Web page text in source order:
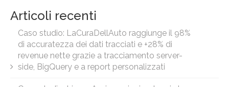
Articoli recenti
Caso studio: LaCuraDellAuto raggiunge il 98%
di accuratezza dei dati tracciati e +28% di
revenue nette grazie a tracciamento server-
side, BigQuery e a report personalizzati